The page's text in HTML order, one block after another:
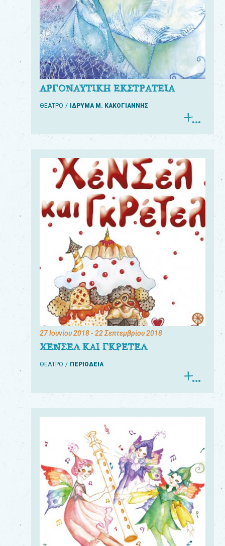
ΑΡΓΟΝΑΥΤΙΚΗ ΕΚΣΤΡΑΤΕΙΑ
ΘΕΑΤΡΟ ΙΔΡΥΜΑ Μ. ΚΑΚΟΓΙΑΝΝΗΣ
27 Ιουνίου 2018- 22 Σεπτεμβρίου 2018
ΧΕΝΣΕΛ ΚΑΙ ΓΚΡΕΤΕΛ
ΘΕΑΤΡΟ ΠΕΡΙΟΔΕΙΑ